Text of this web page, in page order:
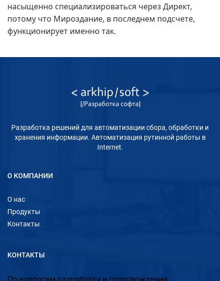
насыщенно специализироваться через Директ,
потому что Мироздание, в последнем подсчете,
функционирует именно так.
Разработка решений для автоматизации сбора, обработки и
хранения информации. Автоматизация рутинной работы в
Internet.
О КОМПАНИИ
О нас
Продукты
Контакты
КОНТАКТЫ